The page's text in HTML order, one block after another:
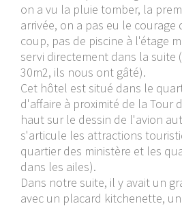
on a vu la pluie tomber, la
arrivée, on a pas eu le courage
coup, pas de piscine à l'étage
servi directement dans la suite
30m2, ils nous ont gâté).
Cet hôtel est situé dans le
d'affaire à proximité de la Tour
haut sur le dessin de l'avion
s'articule les attractions
quartier des ministère et les
dans les ailes).
Dans notre suite, il y avait un
avec un placard kitchenette,